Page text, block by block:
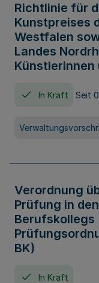
Richtlinie für
Kunstpreises
Westfalen
Landes
Künstlerinnen
In Kraft Seit
Verordnung
Prüfung in
Berufskollegs
BK)
In Kraft